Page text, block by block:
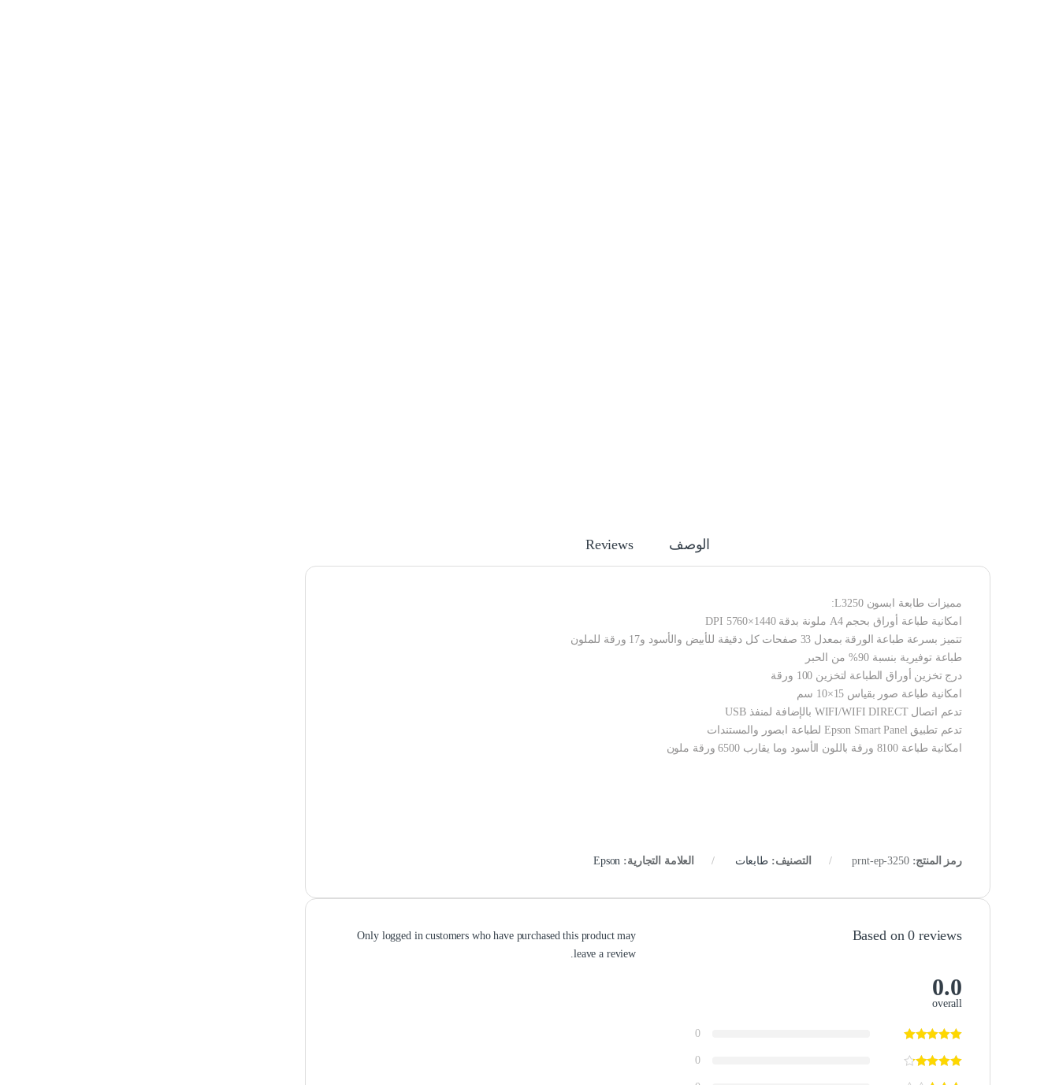
الوصف Reviews
مميزات طابعة ابسون L3250:
امكانية طباعة أوراق بحجم A4 ملونة بدقة 1440×5760 DPI
تتميز بسرعة طباعة الورقة بمعدل 33 صفحات كل دقيقة للأبيض والأسود و17 ورقة للملون
طباعة توفيرية بنسبة 90% من الحبر
درج تخزين أوراق الطباعة لتخزين 100 ورقة
امكانية طباعة صور بقياس 15×10 سم
تدعم اتصال WIFI/WIFI DIRECT بالإضافة لمنفذ USB
تدعم تطبيق Epson Smart Panel لطباعة ابصور والمستندات
امكانية طباعة 8100 ورقة باللون الأسود وما يقارب 6500 ورقة ملون
رمز المنتج:prnt-ep-3250 التصنيف:طابعات العلامة التجارية: Epson
Based on 0 reviews
0.0
overall
0
0
Only logged in customers who have purchased this product may
leave a review.